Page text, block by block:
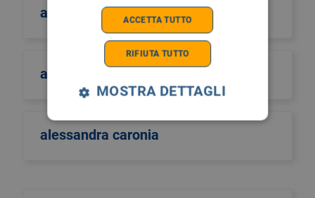
aldo scarpa
aldo sinigaglia
alessandra caronia
ACCETTA TUTTO
RIFIUTA TUTTO
MOSTRA DETTAGLI